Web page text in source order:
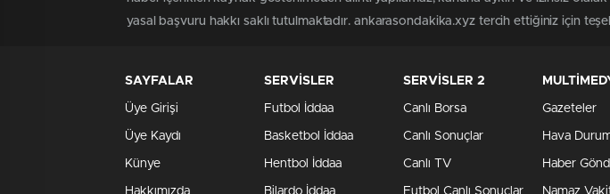
yasal başvuru hakkı saklı tutulmaktadır. ankarasondakika.xyz tercih ettiğiniz için
SAYFALAR
Üye Girişi
Üye Kaydı
Künye
Hakkımızda
SERVİSLER
Futbol İddaa
Basketbol İddaa
Hentbol İddaa
Bilardo İddaa
SERVİSLER 2
Canlı Borsa
Canlı Sonuçlar
Canlı TV
Futbol Canlı Sonuçlar
Gazeteler
Hava
Haber
Namaz